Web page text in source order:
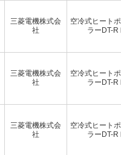
三菱電機株式会
社
空冷式ヒート
ラーDT-
三菱電機株式会
社
空冷式ヒート
ラーDT-
三菱電機株式会
社
空冷式ヒート
ラーDT-